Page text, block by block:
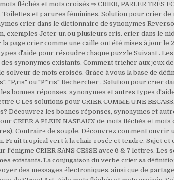
fléchés et mots croisés ⇒ CRIER, PARLER TRÈS
Toilettes et parures féminines. Solution pour crier
crier dans le dictionnaire de synonymes
exemples Jeter un ou plusieurs cris. crier dans le
page crier comme une caille ont été mises à jour le
d'aide pour résoudre chaque puzzle Suivant .
synonymes existants. Comment tricher aux jeux
de mots croisés. Grâce à vous la base de
"P,ris" ou "P*ris" Rechercher . Solution pour crier
bonnes réponses, synonymes et autres types
C Les solutions pour CRIER COMME UNE
Découvrez les bonnes réponses, synonymes et
CRIER A PLEIN NASEAUX de mots fléchés et
Contraire de souple. Découvrez comment ouvrir
tropical vert à la chair rosée et tendre. Sujet et
CRIER SANS CESSE avec 6 & 7 lettres.
existants. La conjugaison du verbe crier sa
des messages électroniques, ainsi que de